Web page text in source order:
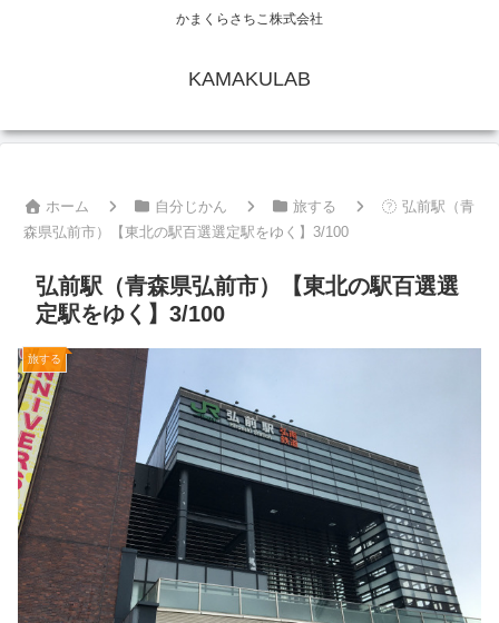
かまくらさちこ株式会社
KAMAKULAB
ホーム 自分じかん 旅する
弘前駅（青
森県弘前市）【東北の駅百選選定駅をゆく】3/100
弘前駅（青森県弘前市）【東北の駅百選選
定駅をゆく】3/100
旅する